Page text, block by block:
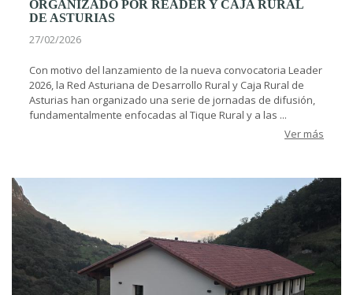
ORGANIZADO POR READER Y CAJA RURAL
DE ASTURIAS
27/02/2026
Con motivo del lanzamiento de la nueva convocatoria Leader
2026, la Red Asturiana de Desarrollo Rural y Caja Rural de
Asturias han organizado una serie de jornadas de difusión,
fundamentalmente enfocadas al Tique Rural y a las ...
Ver más